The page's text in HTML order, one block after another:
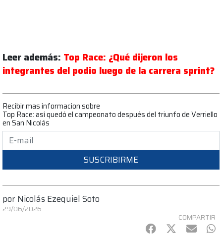
Leer además: Top Race: ¿Qué dijeron los
integrantes del podio luego de la carrera sprint?
Recibir mas informacion sobre
Top Race: así quedó el campeonato después del triunfo de Verriello
en San Nicolás
SUSCRIBIRME
por Nicolás Ezequiel Soto
29/06/2026
COMPARTIR
Facebook
Twitter
mail